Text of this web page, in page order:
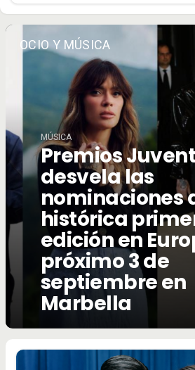
OCIO Y MÚSICA
MÚSICA
Premios
desvela las
nominaciones
histórica
edición en
próximo 3 de
septiembre en
Marbella